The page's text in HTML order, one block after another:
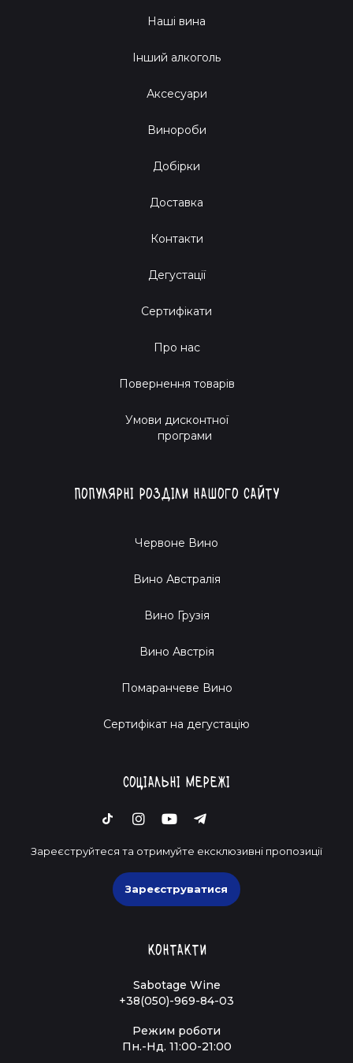
Наші вина
Інший алкоголь
Аксесуари
Винороби
Добірки
Доставка
Контакти
Дегустації
Сертифікати
Про нас
Повернення товарів
Умови дисконтної
програми
Популярні розділи нашого сайту
Червоне Вино
Вино Австралія
Вино Грузія
Вино Австрія
Помаранчеве Вино
Cертифікат на дегустацію
Соціальні мережі
Зареєструйтеся та отримуйте ексклюзивні пропозиції
Зареєструватися
Контакти
Sabotage Wine
+38(050)-969-84-03
Режим роботи
Пн.-Нд. 11:00-21:00